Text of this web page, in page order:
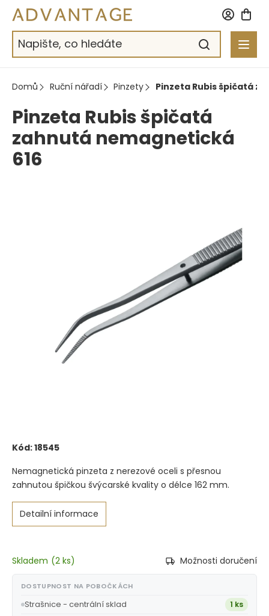
Přejít
obsah
Domů Ruční nářadí Pinzety Pinzeta Rubis špičatá
Pinzeta Rubis špičatá
zahnutá nemagnetická
616
Kód:18545
Nemagnetická pinzeta z nerezové oceli s přesnou
zahnutou špičkou švýcarské kvality o délce 162 mm.
Detailní informace
Skladem (2 ks) Možnosti doručení
DOSTUPNOST NA POBOČKÁCH
Strašnice - centrální sklad 1 ks